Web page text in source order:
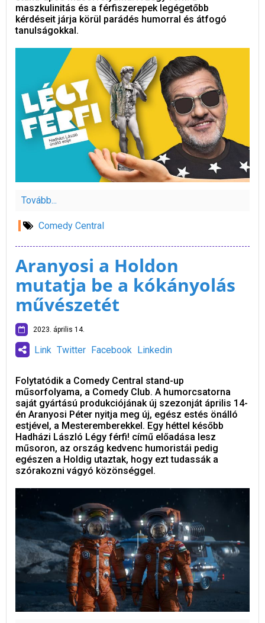
maszkulinitás és a férfiszerepek legégetőbb
kérdéseit járja körül parádés humorral és átfogó
tanulságokkal.
Tovább...
Comedy Central
Aranyosi a Holdon
mutatja be a kókányolás
művészetét
2023. április 14.
Link Twitter Facebook Linkedin
Folytatódik a Comedy Central stand-up
műsorfolyama, a Comedy Club. A humorcsatorna
saját gyártású produkciójának új szezonját április 14-
én Aranyosi Péter nyitja meg új, egész estés önálló
estjével, a Mesteremberekkel. Egy héttel később
Hadházi László Légy férfi! című előadása lesz
műsoron, az ország kedvenc humoristái pedig
egészen a Holdig utaztak, hogy ezt tudassák a
szórakozni vágyó közönséggel.